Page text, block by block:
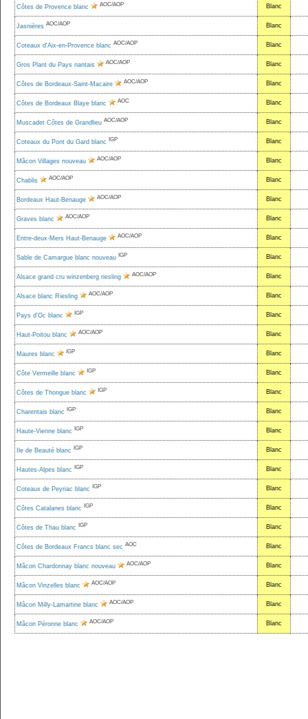
Côtes de Provence blanc AOC/AOP Blanc
Jasnières AOC/AOP Blanc
Coteaux d'Aix-en-Provence blanc AOC/AOP Blanc
Gros Plant du Pays nantais AOC/AOP Blanc
Côtes de Bordeaux-Saint-Macaire AOC/AOP Blanc
Côtes de Bordeaux Blaye blanc AOC Blanc
Muscadet Côtes de Grandlieu AOC/AOP Blanc
Coteaux du Pont du Gard blanc IGP Blanc
Mâcon Villages nouveau AOC/AOP Blanc
Chablis AOC/AOP Blanc
Bordeaux Haut-Benauge AOC/AOP Blanc
Graves blanc AOC/AOP Blanc
Entre-deux-Mers Haut-Benauge AOC/AOP Blanc
Sable de Camargue blanc nouveau IGP Blanc
Alsace grand cru winzenberg riesling AOC/AOP Blanc
Alsace blanc Riesling AOC/AOP Blanc
Pays d'Oc blanc IGP Blanc
Haut-Poitou blanc AOC/AOP Blanc
Maures blanc IGP Blanc
Côte Vermeille blanc IGP Blanc
Côtes de Thongue blanc IGP Blanc
Charentais blanc IGP Blanc
Haute-Vienne blanc IGP Blanc
Ile de Beauté blanc IGP Blanc
Hautes-Alpes blanc IGP Blanc
Coteaux de Peyriac blanc IGP Blanc
Côtes Catalanes blanc IGP Blanc
Côtes de Thau blanc IGP Blanc
Côtes de Bordeaux Francs blanc sec AOC Blanc
Mâcon Chardonnay blanc nouveau AOC/AOP Blanc
Mâcon Vinzelles blanc AOC/AOP Blanc
Mâcon Milly-Lamartine blanc AOC/AOP Blanc
Mâcon Péronne blanc AOC/AOP Blanc